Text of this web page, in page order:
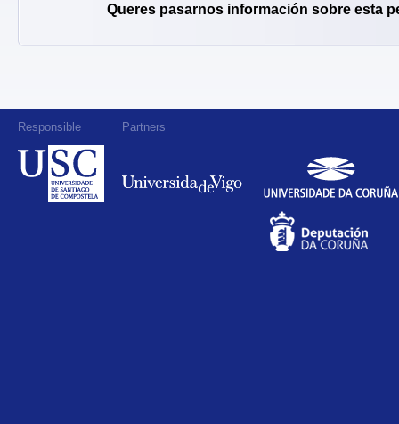
Queres pasarnos información sobre esta
Responsible Partners